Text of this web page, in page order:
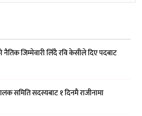
नैतिक जिम्मेवारी लिँदै रवि केसीले दिए पदबाट
समिति सदस्यबाट १ दिनमै राजीनामा